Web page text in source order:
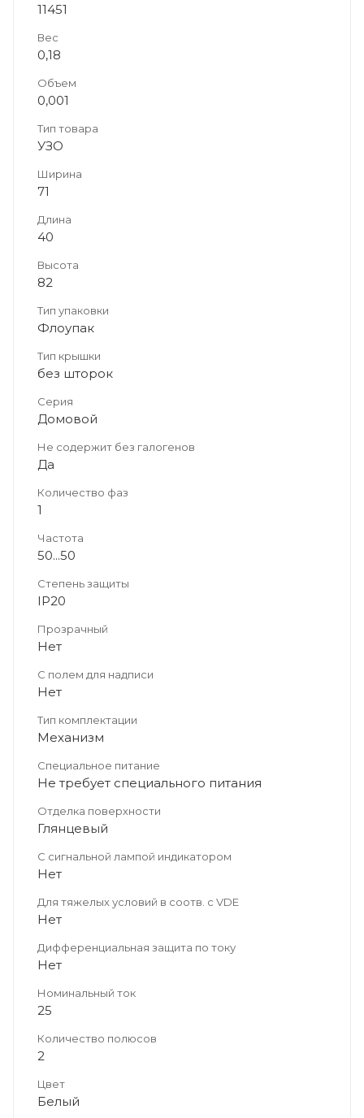
11451
Вес
0,18
Объем
0,001
Тип товара
УЗО
Ширина
71
Длина
40
Высота
82
Тип упаковки
Флоупак
Тип крышки
без шторок
Серия
Домовой
Не содержит без галогенов
Да
Количество фаз
1
Частота
50...50
Степень защиты
IP20
Прозрачный
Нет
С полем для надписи
Нет
Тип комплектации
Механизм
Специальное питание
Не требует специального питания
Отделка поверхности
Глянцевый
С сигнальной лампой индикатором
Нет
Для тяжелых условий в соотв. с VDE
Нет
Дифференциальная защита по току
Нет
Номинальный ток
25
Количество полюсов
2
Цвет
Белый